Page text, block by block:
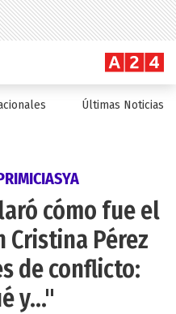
Últimas Noticias
cómo fue el
Cristina Pérez
de conflicto:
y..."